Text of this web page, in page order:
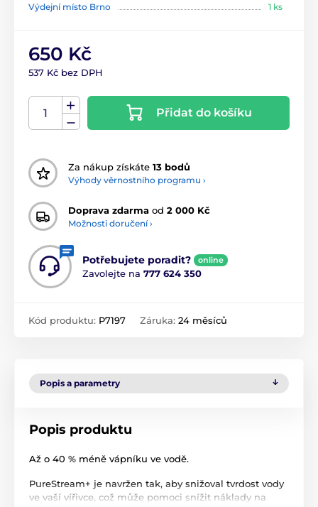
Výdejní místo Brno
1 ks
650 Kč
537 Kč bez DPH
Přidat do košíku
Za nákup získáte 13 bodů
Výhody věrnostního programu ›
Doprava zdarma od 2 000 Kč
Možnosti doručení ›
Potřebujete poradit? online
Zavolejte na 777 624 350
Kód produktu: P7197 Záruka: 24 měsíců
Popis a parametry
Popis produktu
Až o 40 % méně vápníku ve vodě.
PureStream+ je navržen tak, aby snižoval tvrdost vody
ve vaší vířivce, což může pomoci snížit náklady na